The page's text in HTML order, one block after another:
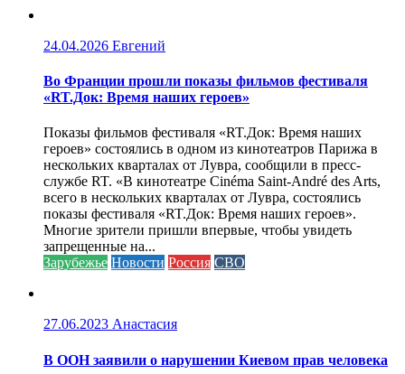
24.04.2026 Евгений
Во Франции прошли показы фильмов фестиваля
«RT.Док: Время наших героев»
Показы фильмов фестиваля «RT.Док: Время наших
героев» состоялись в одном из кинотеатров Парижа в
нескольких кварталах от Лувра, сообщили в пресс-
службе RT. «В кинотеатре Cinéma Saint-André des Arts,
всего в нескольких кварталах от Лувра, состоялись
показы фестиваля «RT.Док: Время наших героев».
Многие зрители пришли впервые, чтобы увидеть
запрещенные на...
Зарубежье Новости Россия СВО
27.06.2023 Анастасия
В ООН заявили о нарушении Киевом прав человека